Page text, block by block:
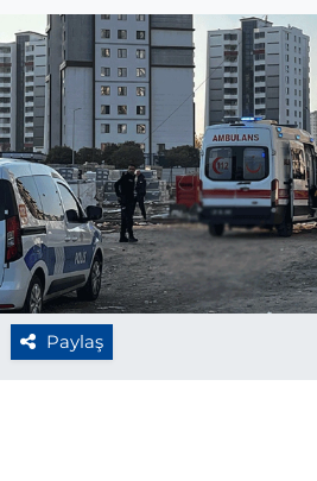
Paylaş
BÖLGE
YAŞAM
DÜNYA
GENEL
GÜNCEL
RESMİ İLAN